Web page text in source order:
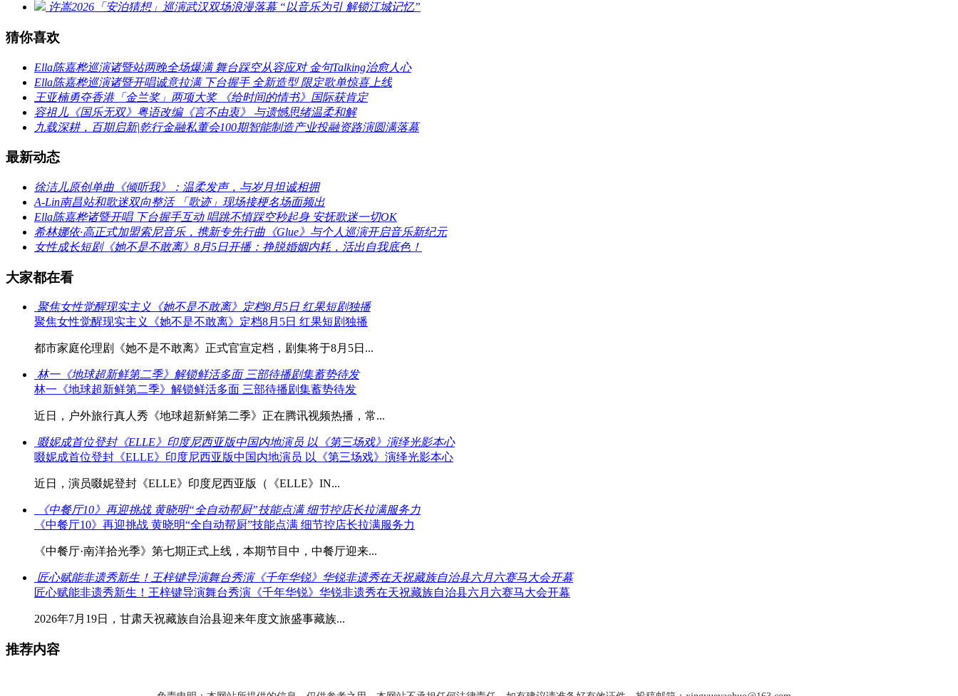
许嵩2026「安泊猜想」巡演武汉双场浪漫落幕 “以音乐为引 解锁江城记忆”
猜你喜欢
Ella陈嘉桦巡演诸暨站两晚全场爆满 舞台踩空从容应对 金句Talking治愈人心
Ella陈嘉桦巡演诸暨开唱诚意拉满 下台握手 全新造型 限定歌单惊喜上线
王亚楠勇夺香港「金兰奖」两项大奖 《给时间的情书》国际获肯定
容祖儿《国乐无双》粤语改编《言不由衷》 与遗憾思绪温柔和解
九载深耕，百期启新|乾行金融私董会100期智能制造产业投融资路演圆满落幕
最新动态
徐洁儿原创单曲《倾听我》：温柔发声，与岁月坦诚相拥
A-Lin南昌站和歌迷双向整活 「歌迹」现场接梗名场面频出
Ella陈嘉桦诸暨开唱 下台握手互动 唱跳不慎踩空秒起身 安抚歌迷一切OK
希林娜依·高正式加盟索尼音乐，携新专先行曲《Glue》与个人巡演开启音乐新纪元
女性成长短剧《她不是不敢离》8月5日开播：挣脱婚姻内耗，活出自我底色！
大家都在看
聚焦女性觉醒现实主义《她不是不敢离》定档8月5日 红果短剧独播
聚焦女性觉醒现实主义《她不是不敢离》定档8月5日 红果短剧独播
都市家庭伦理剧《她不是不敢离》正式官宣定档，剧集将于8月5日...
林一《地球超新鲜第二季》解锁鲜活多面 三部待播剧集蓄势待发
林一《地球超新鲜第二季》解锁鲜活多面 三部待播剧集蓄势待发
近日，户外旅行真人秀《地球超新鲜第二季》正在腾讯视频热播，常...
啜妮成首位登封《ELLE》印度尼西亚版中国内地演员 以《第三场戏》演绎光影本心
啜妮成首位登封《ELLE》印度尼西亚版中国内地演员 以《第三场戏》演绎光影本心
近日，演员啜妮登封《ELLE》印度尼西亚版（《ELLE》IN...
《中餐厅10》再迎挑战 黄晓明“全自动帮厨”技能点满 细节控店长拉满服务力
《中餐厅10》再迎挑战 黄晓明“全自动帮厨”技能点满 细节控店长拉满服务力
《中餐厅·南洋拾光季》第七期正式上线，本期节目中，中餐厅迎来...
匠心赋能非遗秀新生！王梓键导演舞台秀演《千年华锐》华锐非遗秀在天祝藏族自治县六月六赛马大会开幕
匠心赋能非遗秀新生！王梓键导演舞台秀演《千年华锐》华锐非遗秀在天祝藏族自治县六月六赛马大会开幕
2026年7月19日，甘肃天祝藏族自治县迎来年度文旅盛事藏族...
推荐内容